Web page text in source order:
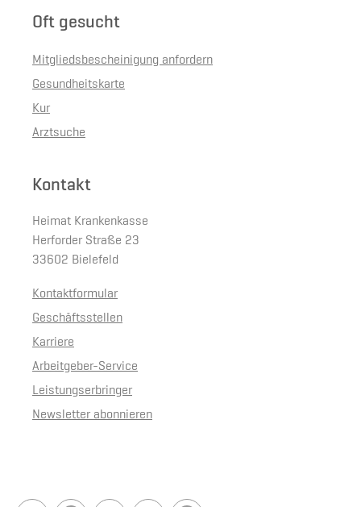
Oft gesucht
Mitgliedsbescheinigung anfordern
Gesundheitskarte
Kur
Arztsuche
Kontakt
Heimat Krankenkasse
Herforder Straße 23
33602 Bielefeld
Kontaktformular
Geschäftsstellen
Karriere
Arbeitgeber-Service
Leistungserbringer
Newsletter abonnieren